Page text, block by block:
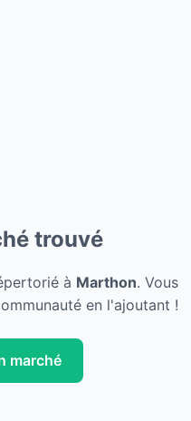
trouvé
à Marthon. Vous
en l'ajoutant !
marché